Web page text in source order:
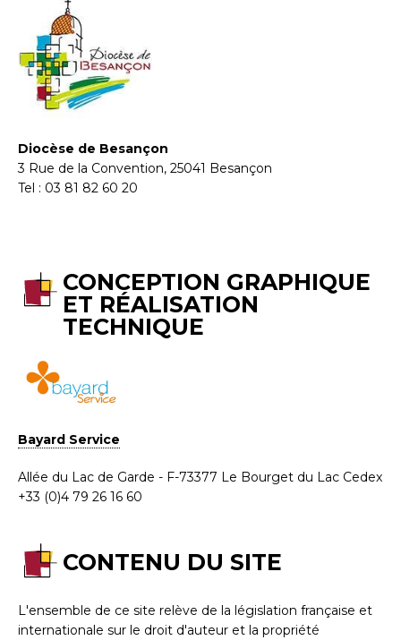
Diocèse de Besançon
3 Rue de la Convention, 25041 Besançon
Tel : 03 81 82 60 20
CONCEPTION GRAPHIQUE
ET RÉALISATION
TECHNIQUE
Bayard Service
Allée du Lac de Garde - F-73377 Le Bourget du Lac Cedex
+33 (0)4 79 26 16 60
CONTENU DU SITE
L'ensemble de ce site relève de la législation française et
internationale sur le droit d'auteur et la propriété